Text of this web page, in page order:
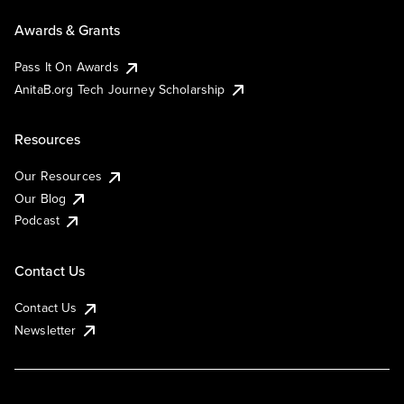
Awards & Grants
Pass It On Awards
AnitaB.org Tech Journey Scholarship
Resources
Our Resources
Our Blog
Podcast
Contact Us
Contact Us
Newsletter